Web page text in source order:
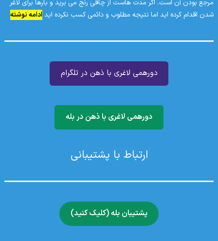
مرجع بودن آن است. اگر مدت هاست از چاقی رنج می برید و بارها برای لاغر
شدن اقدام کرده اید اما نتیجه مطلوب و دائمی کسب نکرده ایدادامه نوشته
دورهمی لاغری با ذهن در تلگرام
دورهمی لاغری با ذهن در بله
ارتباط با پشتیبانی
پشتیبان بله (کلیک کنید)